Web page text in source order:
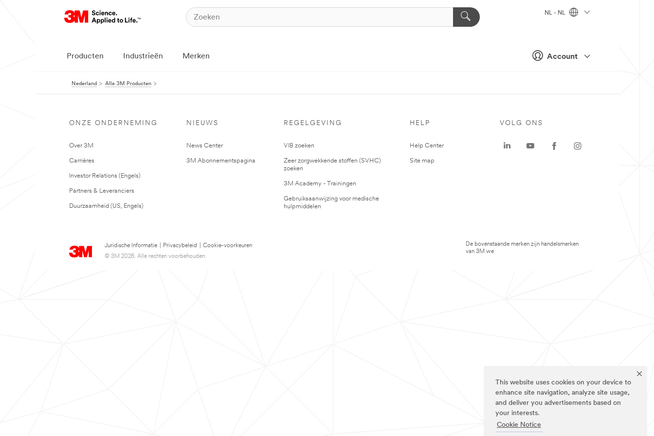
This website uses cookies on your device to
enhance site navigation, analyze site usage,
and deliver you advertisements based on
your interests.
Cookie Notice
Account
NL - NL
Producten Industrieën Merken
Nederland Alle 3M Producten
ONZE ONDERNEMING
Over 3M
Carrières
Investor Relations (Engels)
Partners & Leveranciers
Duurzaamheid (US, Engels)
NIEUWS
News Center
3M Abonnementspagina
REGELGEVING
VIB zoeken
Zeer zorgwekkende stoffen (SVHC)
zoeken
3M Academy - Trainingen
Gebruiksaanwijzing voor medische
hulpmiddelen
HELP
Help Center
Site map
Juridische Informatie Privacybeleid
Cookie-voorkeuren
© 3M 2026. Alle rechten voorbehouden.
VOLG ONS
De bovenstaande merken zijn handelsmerken
van 3M.we